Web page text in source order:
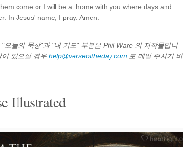
come or I will be at home with you where days and
In Jesus' name, I pray. Amen.
"오늘의 묵상"과 "내 기도" 부분은 Phil Ware 의 저작물입니
이 있으실 경우 help@verseoftheday.com 로 메일 주시기 바
Illustrated